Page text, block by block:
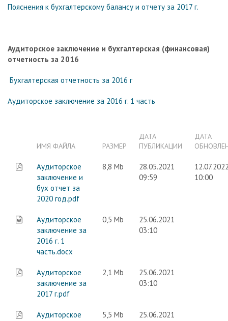
Пояснения к бухгалтерскому балансу и отчету за 2017 г.
Аудиторское заключение и бухгалтерская (финансовая)
отчетность за 2016
Бухгалтерская отчетность за 2016 г
Аудиторское заключение за 2016 г. 1 часть
ИМЯ ФАЙЛА РАЗМЕР
ДАТА
ПУБЛИКАЦИИ
ДАТА
Аудиторское
заключение и
бух отчет за
2020 год.pdf
8,8 Mb
28.05.2021
09:59
10:00
Аудиторское
заключение за
2016 г. 1
часть.docx
0,5 Mb
25.06.2021
03:10
Аудиторское
заключение за
2017 г.pdf
2,1 Mb
25.06.2021
03:10
Аудиторское
5,5 Mb
25.06.2021